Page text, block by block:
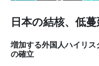
日本の結核、低
増加する外国人ハイリ
の確立